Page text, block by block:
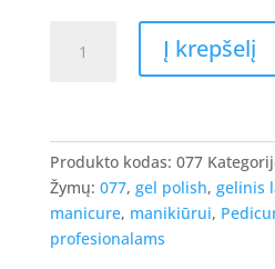
kiekis:
-
gelinis
lakas
#077
Į krepšelį
Produkto kodas: 077
Žymų: 077, gel polish, gelinis
manicure, manikiūrui,
profesionalams